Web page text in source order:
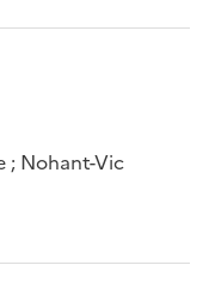
; Nohant-Vic